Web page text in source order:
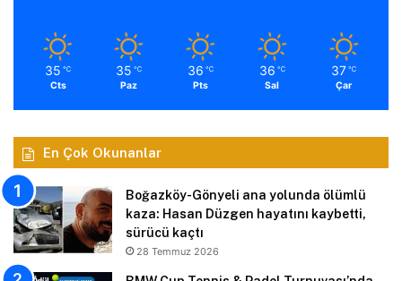
35 ℃
Cts
35 ℃
Paz
36 ℃
Pts
36 ℃
Sal
37 ℃
Çar
En Çok Okunanlar
Boğazköy-Gönyeli ana yolunda ölümlü
kaza: Hasan Düzgen hayatını kaybetti,
sürücü kaçtı
28 Temmuz 2026